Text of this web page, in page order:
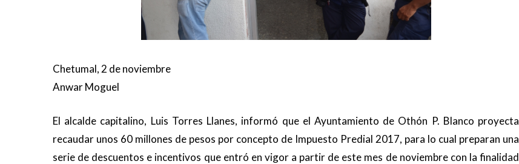
Chetumal, 2 de noviembre
Anwar Moguel
El alcalde capitalino, Luis Torres Llanes, informó que el Ayuntamiento de Othón P. Blanco proyecta
recaudar unos 60 millones de pesos por concepto de Impuesto Predial 2017, para lo cual preparan una
serie de descuentos e incentivos que entró en vigor a partir de este mes de noviembre con la finalidad